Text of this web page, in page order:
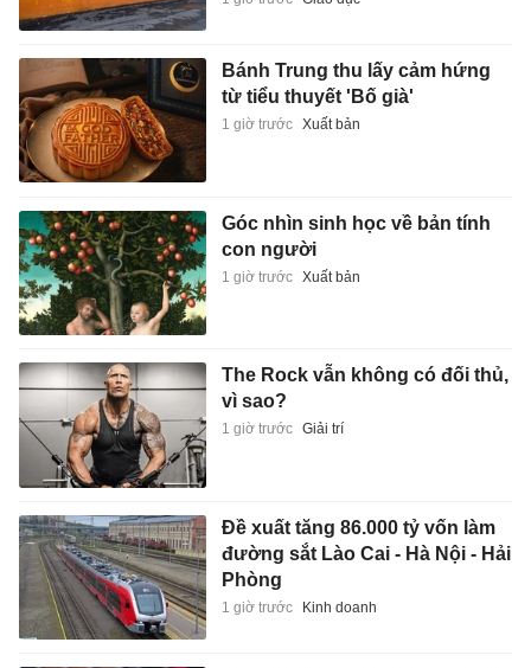
Bánh Trung thu lấy cảm hứng
từ tiểu thuyết 'Bố già'
1 giờ trước Xuất bản
Góc nhìn sinh học về bản tính
con người
1 giờ trước Xuất bản
The Rock vẫn không có đối thủ,
vì sao?
1 giờ trước Giải trí
Đề xuất tăng 86.000 tỷ vốn làm
đường sắt Lào Cai - Hà Nội - Hải
Phòng
1 giờ trước Kinh doanh